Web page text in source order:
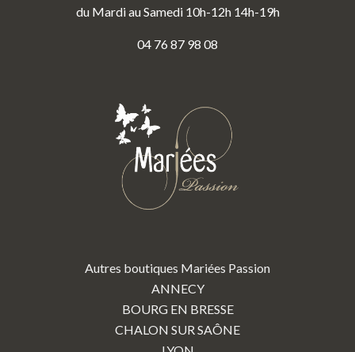
du Mardi au Samedi 10h-12h 14h-19h
04 76 87 98 08
Autres boutiques Mariées Passion
ANNECY
BOURG EN BRESSE
CHALON SUR SAÔNE